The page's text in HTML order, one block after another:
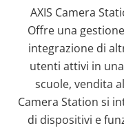
AXIS Camera
Offre una
integrazione di
utenti attivi in
scuole, vendita
Camera Station si
di dispositivi e